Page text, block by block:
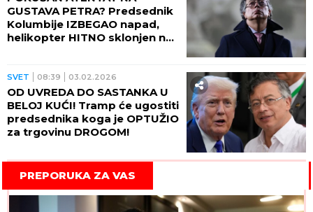
GUSTAVA PETRA? Predsednik
Kolumbije IZBEGAO napad,
helikopter HITNO sklonjen na
SVET 08:39 03.02.2026
OD UVREDA DO SASTANKA U
BELOJ KUĆI! Tramp će ugostiti
predsednika koga je OPTUŽIO
za trgovinu DROGOM!
PREPORUKA ZA VAS